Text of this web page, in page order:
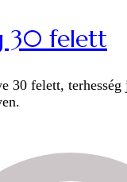
30 felett
30 felett,